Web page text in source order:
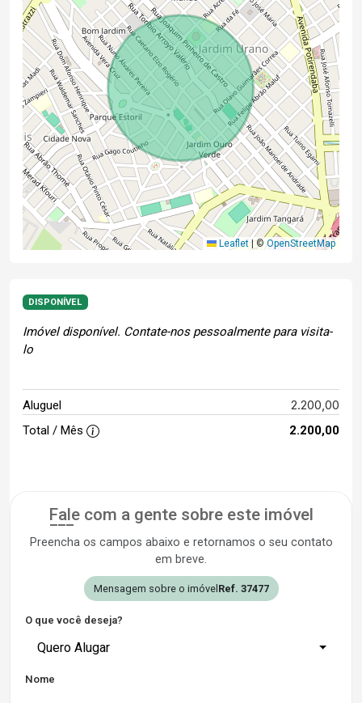
Leaflet |©OpenStreetMap
DISPONÍVEL
Imóvel disponível. Contate-nos pessoalmente para visita-
lo
Aluguel 2.200,00
Total / Mês 2.200,00
Fale com a gente sobre este imóvel
Preencha os campos abaixo e retornamos o seu contato
em breve.
Mensagem sobre o imóvel Ref. 37477
O que você deseja?
Quero Alugar
Nome